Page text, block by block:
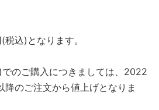
込)となります。
のご購入につきましては、2022
のご注文から値上げとなりま